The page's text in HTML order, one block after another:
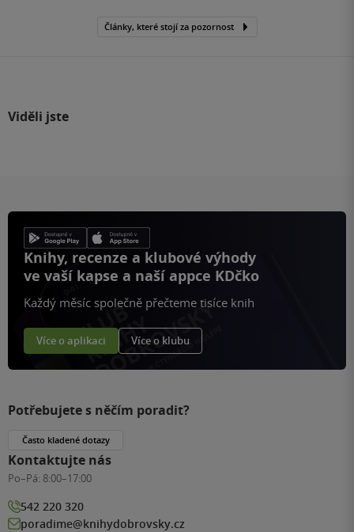
Články, které stojí za pozornost
Viděli jste
Knihy, recenze a klubové výhody
ve vaší kapse a naší appce KDčko
Každý měsíc společně přečteme tisíce knih
Více o aplikaci Více o klubu
Potřebujete s něčím poradit?
Často kladené dotazy
Kontaktujte nás
Po–Pá: 8:00–17:00
542 220 320
poradime@knihydobrovsky.cz